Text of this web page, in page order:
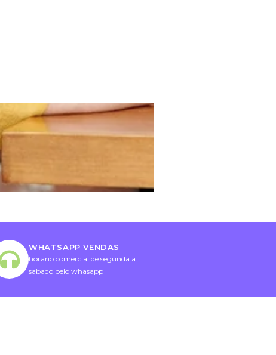
WHATSAPP VENDAS
horario comercial de segunda a
sabado pelo whasapp